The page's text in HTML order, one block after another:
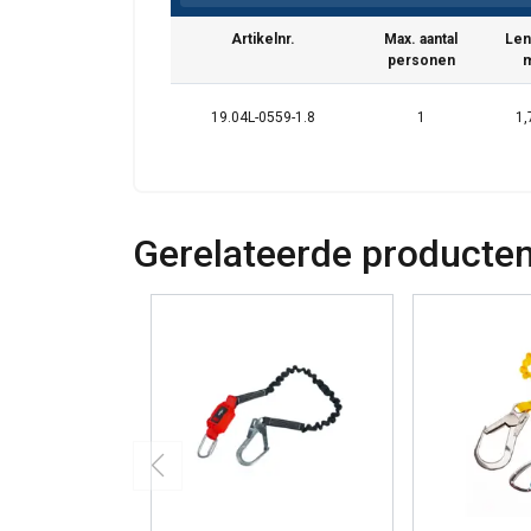
Artikelnr.
Max. aantal
personen
19.04L-0559-1.8 1
Gerelateerde
We gebruiken
delen ook
kunnen
uw gebruik van hun